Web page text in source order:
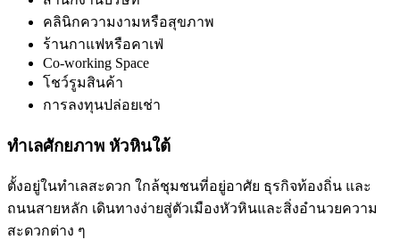
คลินิกความงามหรือสุขภาพ
ร้านกาแฟหรือคาเฟ่
Co-working Space
โชว์รูมสินค้า
การลงทุนปล่อยเช่า
ทำเลศักยภาพ หัวหินใต้
ตั้งอยู่ในทำเลสะดวก ใกล้ชุมชนที่อยู่อาศัย ธุรกิจท้องถิ่น และ
ถนนสายหลัก เดินทางง่ายสู่ตัวเมืองหัวหินและสิ่งอำนวยความ
สะดวกต่าง ๆ